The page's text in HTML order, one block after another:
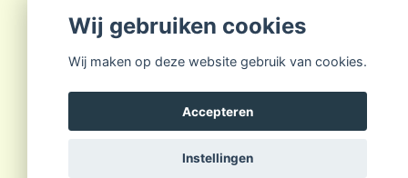
Wij gebruiken cookies
Wij maken op deze website gebruik van cookies.
Accepteren
Instellingen